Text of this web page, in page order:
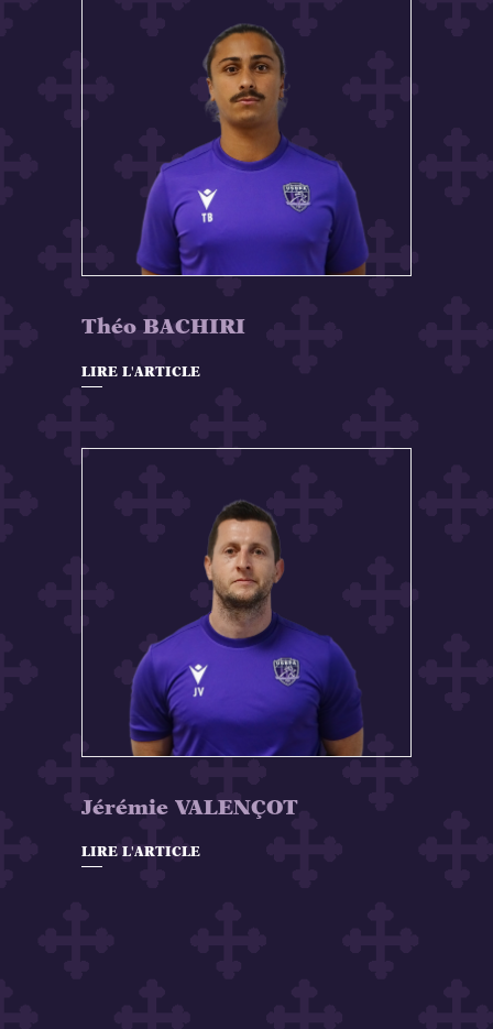
Théo BACHIRI
LIRE L'ARTICLE
Jérémie VALENÇOT
LIRE L'ARTICLE